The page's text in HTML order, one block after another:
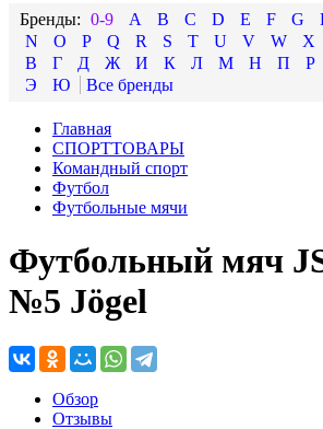
0-9 A B C D E F G
N
O P Q R S T U V W X
В
Г Д Ж И К Л М Н П Р
Э
Ю
Главная
СПОРТТОВАРЫ
Командный спорт
Футбол
Футбольные мячи
Футбольный мяч
№5 Jögel
Обзор
Отзывы